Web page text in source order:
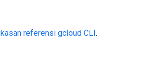
referensi gcloud CLI.